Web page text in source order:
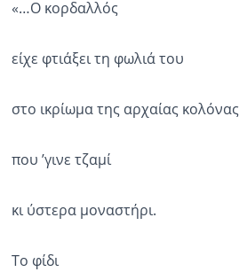
«…Ο κορδαλλός
είχε φτιάξει τη φωλιά του
στο ικρίωμα της αρχαίας κολόνας
που ’γινε τζαμί
κι ύστερα μοναστήρι.
Το φίδι